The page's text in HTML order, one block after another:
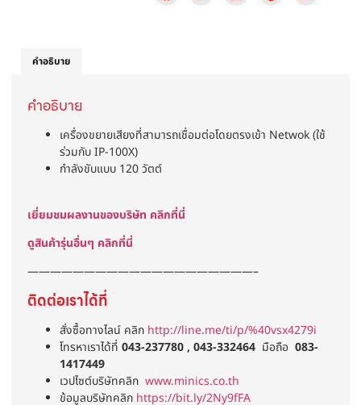
คำอธิบาย
คำอธิบาย
เครื่องขยายเสียงที่สามารถเชื่อมต่อโดยตรงเข้า Netwok (ใช้
ร่วมกับ IP-100X)
กำลังขับแบบ 120 วัตต์
เยี่ยมชมผลงานของบริษัท คลิกที่นี่
ดูสินค้ารุ่นอื่นๆ คลิกที่นี่
————————————————————–
ติดต่อเราได้ที่
สั่งซื้อทางไลน์ คลิก http://line.me/ti/p/%40vsx4279i
โทรหาเราได้ที่ 043-237780 , 043-332464 มือถือ 083-
1417449
เวปไซต์บริษัทคลิก www.minics.co.th
ข้อมูลบริษัทคลิก https://bit.ly/2Ny9fFA